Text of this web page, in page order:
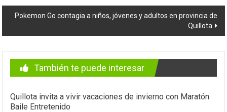
entradas
Pokemon Go contagia a niños, jóvenes y adultos en provincia de
Quillota
También te puede interesar
Quillota invita a vivir vacaciones de invierno con Maratón
Baile Entretenido